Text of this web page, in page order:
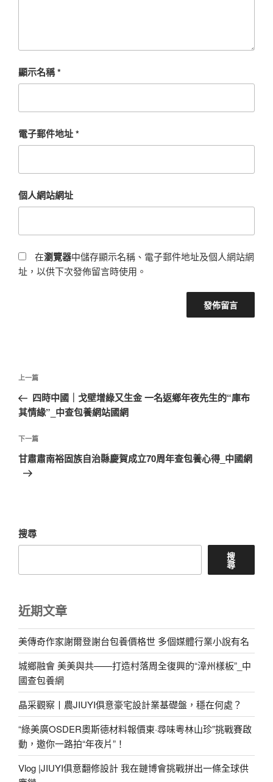
顯示名稱*
電子郵件地址*
個人網站網址
在瀏覽器中儲存顯示名稱、電子郵件地址及個人網站網
址，以供下次發佈留言時使用。
文
導
覽
上
一
篇
章
上一篇
四時中國｜戈壁增綠又生金 一名返鄉年夜先生的“庫布
其情緣”_中查包養網站國網
下
一
篇
下一篇
甘肅肅南裕固族自治縣慶賀成立70周年查包養心得_中國網
搜尋
搜
尋
近期文章
美傳奇作家謝爾登謝台包養價格世 多個媒體行業小說有名
城鄉融會 美美與共——打造村落周全復興的“漳州樣板”_中
國查包養網
晶采觀察丨農JIUYI俱意豪宅設計業基礎盤，穩在何處？
“綠美廣OSDER奧斯德材料報價東·尋味粵林山珍”挑戰賽啟
動，邀你一路拍“年夜片”！
Vlog |JIUYI俱意翻修設計 我在鏈博會挑戰拼出一條全球供